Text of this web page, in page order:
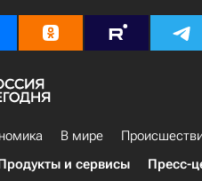
В мире
и сервисы Пресс-